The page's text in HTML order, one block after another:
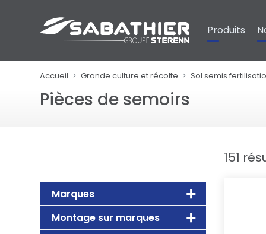
Produits
Accueil Grande culture et récolte Sol semis
Pièces de semoirs
Marques
Montage sur marques
151